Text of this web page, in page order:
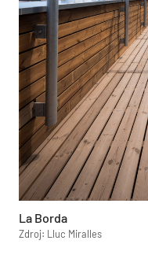
La Borda
Zdroj: Lluc Miralles